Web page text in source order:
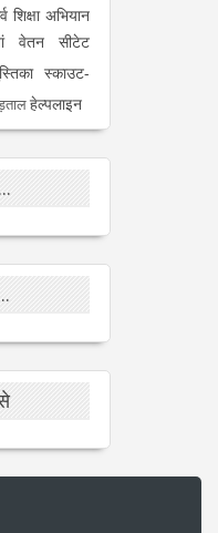
शिक्षा अभियान
वेतन सीटेट
स्काउट-
हेल्पलाइन